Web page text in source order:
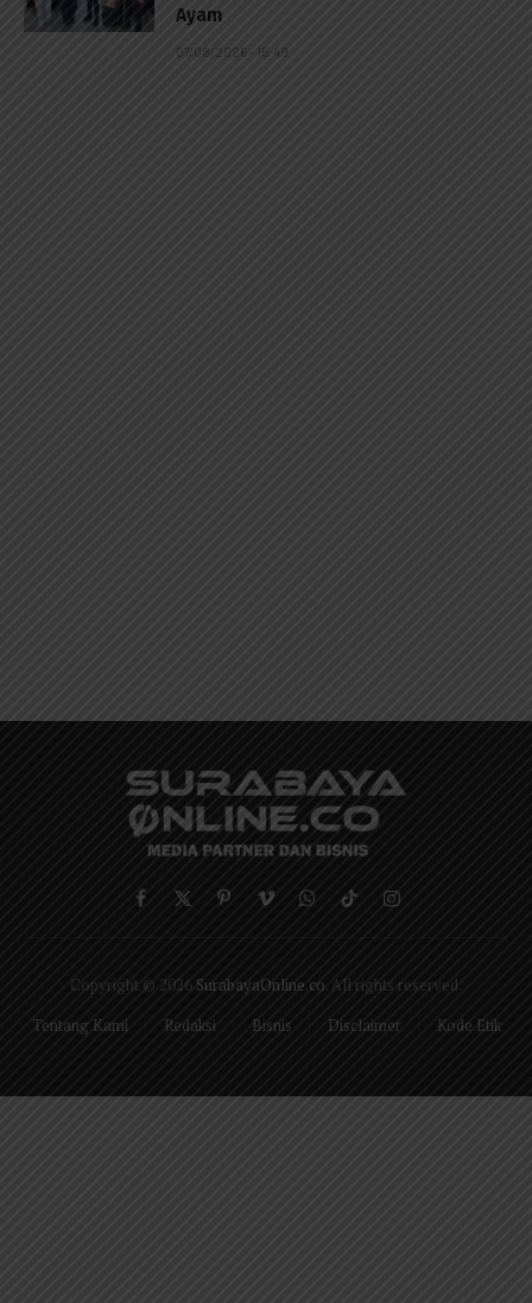
Ayam
07/08/2026 - 15:49
Facebook
X
PinterestVimeoWhatsApp
TikTokInstagram
Copyright © 2026 SurabayaOnline.co . All rights reserved.
Tentang Kami
Redaksi Bisnis Disclaimer Kode Etik